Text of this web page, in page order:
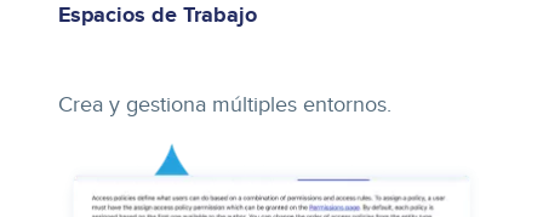
Espacios de Trabajo
Crea y gestiona múltiples entornos.